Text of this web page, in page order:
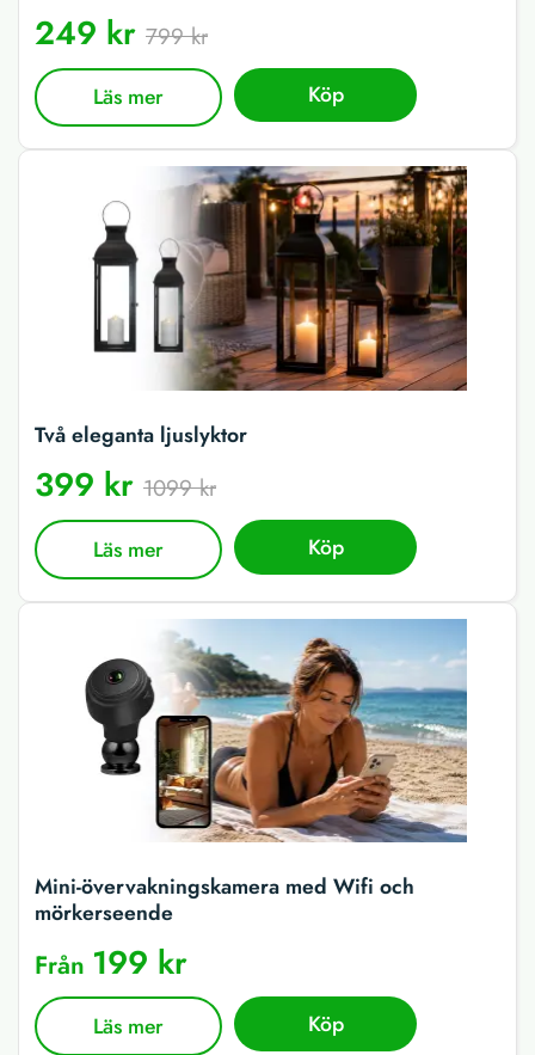
249 kr 799 kr
Läs mer Köp
Två eleganta ljuslyktor
399 kr 1099 kr
Läs mer Köp
Mini-övervakningskamera med Wifi och
mörkerseende
Från 199 kr
Läs mer Köp